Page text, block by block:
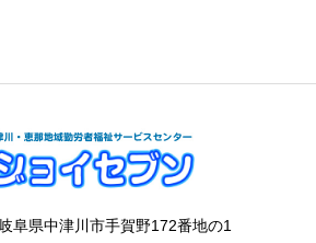
阜県中津川市手賀野172番地の1